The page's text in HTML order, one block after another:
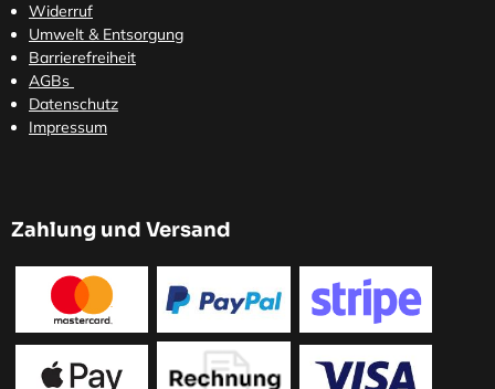
Widerruf
Umwelt & Entsorgung
Barrierefreiheit
AGBs
Datenschutz
Impressum
Zahlung und Versand